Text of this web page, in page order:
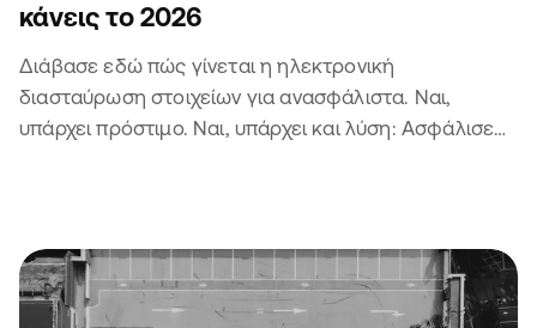
κάνεις το 2026
Διάβασε εδώ πώς γίνεται η ηλεκτρονική
διασταύρωση στοιχείων για ανασφάλιστα. Ναι,
υπάρχει πρόστιμο. Ναι, υπάρχει και λύση: Ασφάλισε